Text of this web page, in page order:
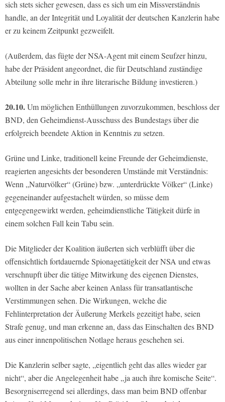
sich stets sicher gewesen, dass es sich um ein Missverständnis
handle, an der Integrität und Loyalität der deutschen Kanzlerin habe
er zu keinem Zeitpunkt gezweifelt.
(Außerdem, das fügte der NSA-Agent mit einem Seufzer hinzu,
habe der Präsident angeordnet, die für Deutschland zuständige
Abteilung solle mehr in ihre literarische Bildung investieren.)
20.10.Um möglichen Enthüllungen zuvorzukommen, beschloss der
BND, den Geheimdienst-Ausschuss des Bundestags über die
erfolgreich beendete Aktion in Kenntnis zu setzen.
Grüne und Linke, traditionell keine Freunde der Geheimdienste,
reagierten angesichts der besonderen Umstände mit Verständnis:
Wenn „Naturvölker“ (Grüne) bzw. „unterdrückte Völker“ (Linke)
gegeneinander aufgestachelt würden, so müsse dem
entgegengewirkt werden, geheimdienstliche Tätigkeit dürfe in
einem solchen Fall kein Tabu sein.
Die Mitglieder der Koalition äußerten sich verblüfft über die
offensichtlich fortdauernde Spionagetätigkeit der NSA und etwas
verschnupft über die tätige Mitwirkung des eigenen Dienstes,
wollten in der Sache aber keinen Anlass für transatlantische
Verstimmungen sehen. Die Wirkungen, welche die
Fehlinterpretation der Äußerung Merkels gezeitigt habe, seien
Strafe genug, und man erkenne an, dass das Einschalten des BND
aus einer innenpolitischen Notlage heraus geschehen sei.
Die Kanzlerin selber sagte, „eigentlich geht das alles wieder gar
nicht“, aber die Angelegenheit habe „ja auch ihre komische Seite“.
Besorgniserregend sei allerdings, dass man beim BND offenbar